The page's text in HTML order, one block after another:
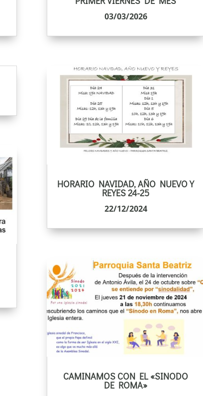
03/03/2026
HORARIO NAVIDAD, AÑO NUEVO Y
REYES 24-25
22/12/2024
CAMINAMOS CON EL «SINODO
DE ROMA»